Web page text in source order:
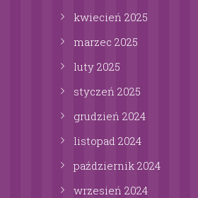
kwiecień 2025
marzec 2025
luty 2025
styczeń 2025
grudzień 2024
listopad 2024
październik 2024
wrzesień 2024